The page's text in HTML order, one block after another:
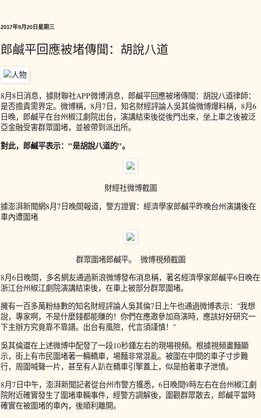
2017年9月20日星期三
郎鹹平回應被堵傳聞：胡說八道
8月8日消息，據財聯社APP微博消息，郎鹹平回應被堵傳聞：胡說八道律師：
是否擔責需界定。微博稱，8月7日，知名財經評論人吳其倫微博爆料稱，8月6
日晚，郎鹹平在台州椒江劇院出台，演講結束後從後門出來，坐上車之後被泛
亞金融受害群眾圍堵，並被帶到派出所。
對此，郎鹹平表示："是胡說八道的"。
財經社微博截圖
據澎湃新聞網8月7日晚間報道，警方證實：經濟學家郎鹹平昨晚台州演講後在
車內遭圍堵
群眾圍堵郎鹹平。 微博視頻截圖
8月6日晚間，多名網友通過新浪微博發布消息稱，著名經濟學家郎鹹平6日晚在
浙江台州椒江劇院演講結束後，在車上被部分群眾圍堵。
擁有一百多萬粉絲數的知名財經評論人吳其倫7日上午也通過微博表示："我想
說，專家啊，不是什麼錢都能賺的！你們在應邀參加商演時，應該好好研究一
下主辦方究竟靠不靠譜。出台有風險，代言須謹慎！"
吳其倫還在上述微博中配發了一段10秒鍾左右的現場視頻。根據視頻畫麵顯
示，街上有市民圍堵著一輛轎車，場麵非常混亂。被圍在中間的車子寸步難
行，周圍喊聲一片，甚至有人趴在轎車引擎蓋上，似是拍著車子泄憤。
8月7日中午，澎湃新聞記者從台州市警方獲悉，6日晚間9時左右在台州椒江劇
院附近確實發生了圍堵車輛事件，經警方調解後，圍觀群眾散去，郎鹹平當時
確實在被圍堵的車內，後順利離開。